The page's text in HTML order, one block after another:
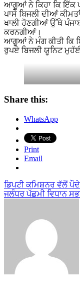
ਆਗੂਆਂ ਨੇ ਕਿਹਾ ਕਿ ਇੱਕ
ਪਾਸੇ ਬਿਜਲੀ ਦੀਆਂ
ਖਾਲੀ ਹੋਣਗੀਆਂ ਉੱਥੇ
ਕਰਨਗੀਆਂ।
ਆਗੂਆਂ ਨੇ ਮੰਗ ਕੀਤੀ ਕਿ
ਰੁਪਏ ਬਿਜਲੀ ਯੂਨਿਟ
Share this:
WhatsApp
Print
Email
Post
navigation
ਡਿਪਟੀ ਕਮਿਸ਼ਨਰ ਵੱਲੋਂ
ਜਲੰਧਰ ਪੱਛਮੀ ਵਿਧਾਨ